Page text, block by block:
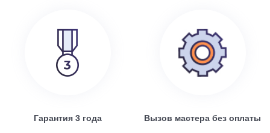
Гарантия 3 года Вызов мастера без оплаты